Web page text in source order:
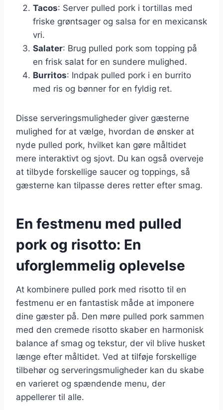
Tacos: Server pulled pork i tortillas med
friske grøntsager og salsa for en mexicansk
vri.
Salater: Brug pulled pork som topping på
en frisk salat for en sundere mulighed.
Burritos: Indpak pulled pork i en burrito
med ris og bønner for en fyldig ret.
Disse serveringsmuligheder giver gæsterne
mulighed for at vælge, hvordan de ønsker at
nyde pulled pork, hvilket kan gøre måltidet
mere interaktivt og sjovt. Du kan også overveje
at tilbyde forskellige saucer og toppings, så
gæsterne kan tilpasse deres retter efter smag.
En festmenu med pulled
pork og risotto: En
uforglemmelig oplevelse
At kombinere pulled pork med risotto til en
festmenu er en fantastisk måde at imponere
dine gæster på. Den møre pulled pork sammen
med den cremede risotto skaber en harmonisk
balance af smag og tekstur, der vil blive husket
længe efter måltidet. Ved at tilføje forskellige
tilbehør og serveringsmuligheder kan du skabe
en varieret og spændende menu, der
appellerer til alle.